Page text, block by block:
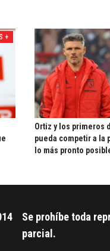
+
Ortiz y los primeros
pueda competir a la
lo más pronto
Se prohíbe toda
parcial.